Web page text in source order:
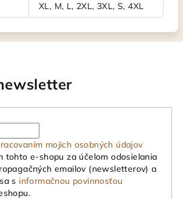
XL, M, L, 2XL, 3XL, S, 4XL
mojich osobných údajov
tohto e-shopu za účelom odosielania
emailov (newsletterov) a
s informačnou povinnosťou